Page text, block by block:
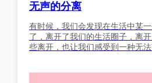
无声的分离
有时候，我们会发现在生活中某
了，离开了我们的生活圈子，离
些离开，也让我们感受到一种无法